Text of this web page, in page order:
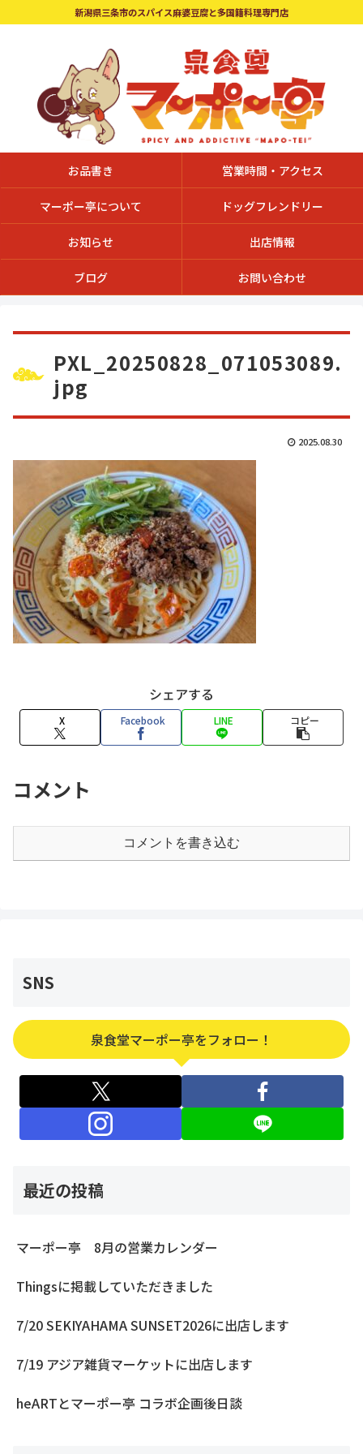
新潟県三条市のスパイス麻婆豆腐と多国籍料理専門店
お品書き 営業時間・アクセス
マーポー亭について ドッグフレンドリー
お知らせ 出店情報
ブログ お問い合わせ
PXL_20250828_071053089.
jpg
2025.08.30
シェアする
X Facebook LINE コピー
コメント
コメントを書き込む
SNS
泉食堂マーポー亭をフォロー！
最近の投稿
マーポー亭 8月の営業カレンダー
Thingsに掲載していただきました
7/20 SEKIYAHAMA SUNSET2026に出店します
7/19 アジア雑貨マーケットに出店します
heARTとマーポー亭 コラボ企画後日談